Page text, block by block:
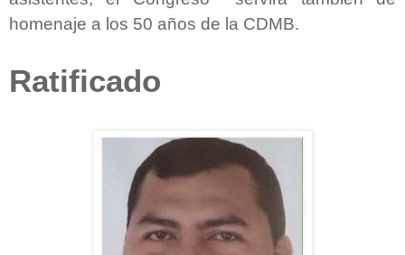
homenaje a los 50 años de la CDMB.
Ratificado